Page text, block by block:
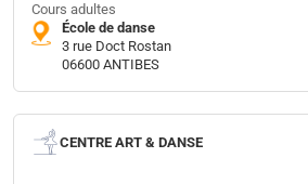
Cours adultes
École de danse
3 rue Doct Rostan
06600 ANTIBES
CENTRE ART & DANSE